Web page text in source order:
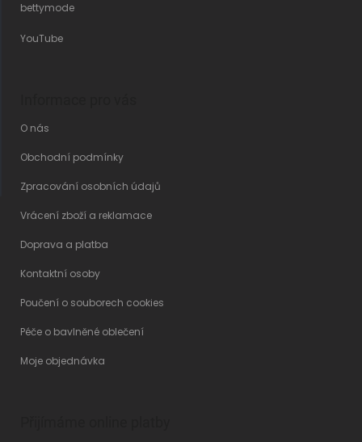
bettymode
YouTube
O nás
Obchodní podmínky
Zpracování osobních údajů
Vrácení zboží a reklamace
Doprava a platba
Kontaktní osoby
Poučení o souborech cookies
Péče o bavlněné oblečení
Moje objednávka